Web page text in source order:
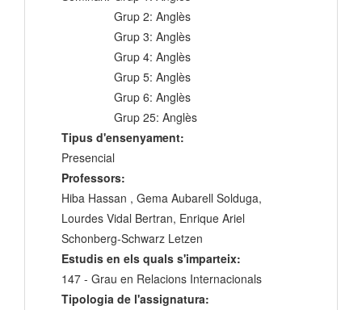
Grup 2: Anglès
Grup 3: Anglès
Grup 4: Anglès
Grup 5: Anglès
Grup 6: Anglès
Grup 25: Anglès
Tipus d'ensenyament:
Presencial
Professors:
Hiba Hassan , Gema Aubarell Solduga,
Lourdes Vidal Bertran, Enrique Ariel
Schonberg-Schwarz Letzen
Estudis en els quals s'imparteix:
147 - Grau en Relacions Internacionals
Tipologia de l'assignatura: